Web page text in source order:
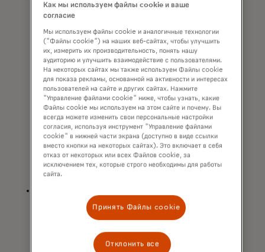
которой три категории с
наибольшими тратами определяются
автоматически каждый месяц и могут
меняться в зависимости от
предпочтений держателя карты в
расходах. Например, если в одном
месяце держатель карты тратит
больше всего на развлечения,
гостиницы и рестораны, а в
следующем — на бензин, продукты и
ремонт дома, он всегда будет
зарабатывать на 50% больше баллов
Adapta Points в трех категориях с
наибольшими расходами.
вырез, который позволяет людям с
незрением или слепыми различиями
помощью сенсорного насилия.
Как мы используем файлы cookie и ваше
согласие
Мы используем файлы cookie и аналогичные технологии
("Файлы cookie") на наших веб-сайтах, чтобы улучшить
их, измерить их производительность, понять нашу
аудиторию и улучшить взаимодействие с пользователями.
На некоторых сайтах мы также используем Файлы cookie
для показа рекламы, основанной на активности и интересах
пользователей на сайте и других сайтах. Нажмите
"Управление файлами cookie" ниже, чтобы узнать, какие
Файлы cookie мы используем на этом сайте и почему. Вы
всегда можете изменить свои персональные настройки
согласия, используя инструмент "Управление файлами
cookie" в нижней части экрана (доступно в виде ссылки
вместо кнопки на некоторых сайтах). Это включает в себя
отказ от некоторых или всех Файлов cookie, за
исключением тех, которые строго необходимы для работы
сайта.
Принять Файлы cookie
Отклонить все